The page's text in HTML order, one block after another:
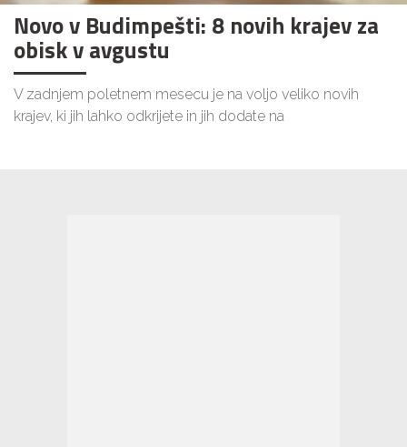
Novo v Budimpešti: 8 novih krajev za
obisk v avgustu
V zadnjem poletnem mesecu je na voljo veliko novih
krajev, ki jih lahko odkrijete in jih dodate na